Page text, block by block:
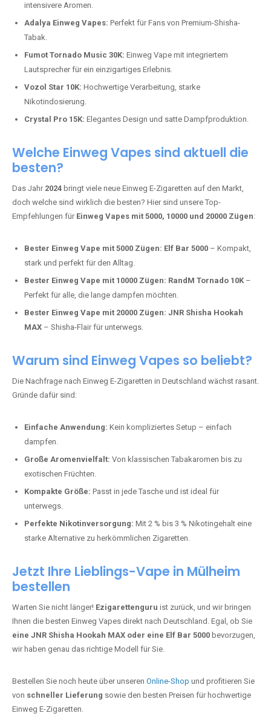
intensivere Aromen.
Adalya Einweg Vapes: Perfekt für Fans von Premium-Shisha-
Tabak.
Fumot Tornado Music 30K: Einweg Vape mit integriertem
Lautsprecher für ein einzigartiges Erlebnis.
Vozol Star 10K: Hochwertige Verarbeitung, starke
Nikotindosierung.
Crystal Pro 15K: Elegantes Design und satte Dampfproduktion.
Welche Einweg Vapes sind aktuell die
besten?
Das Jahr 2024 bringt viele neue Einweg E-Zigaretten auf den Markt,
doch welche sind wirklich die besten? Hier sind unsere Top-
Empfehlungen für Einweg Vapes mit 5000, 10000 und 20000 Zügen:
Bester Einweg Vape mit 5000 Zügen: Elf Bar 5000 – Kompakt,
stark und perfekt für den Alltag.
Bester Einweg Vape mit 10000 Zügen: RandM Tornado 10K –
Perfekt für alle, die lange dampfen möchten.
Bester Einweg Vape mit 20000 Zügen: JNR Shisha Hookah
MAX – Shisha-Flair für unterwegs.
Warum sind Einweg Vapes so beliebt?
Die Nachfrage nach Einweg E-Zigaretten in Deutschland wächst rasant.
Gründe dafür sind:
Einfache Anwendung: Kein kompliziertes Setup – einfach
dampfen.
Große Aromenvielfalt: Von klassischen Tabakaromen bis zu
exotischen Früchten.
Kompakte Größe: Passt in jede Tasche und ist ideal für
unterwegs.
Perfekte Nikotinversorgung: Mit 2 % bis 3 % Nikotingehalt eine
starke Alternative zu herkömmlichen Zigaretten.
Jetzt Ihre Lieblings-Vape in Mülheim
bestellen
Warten Sie nicht länger! Ezigarettenguru ist zurück, und wir bringen
Ihnen die besten Einweg Vapes direkt nach Deutschland. Egal, ob Sie
eine JNR Shisha Hookah MAX oder eine Elf Bar 5000 bevorzugen,
wir haben genau das richtige Modell für Sie.
Bestellen Sie noch heute über unseren Online-Shop und profitieren Sie
von schneller Lieferung sowie den besten Preisen für hochwertige
Einweg E-Zigaretten.